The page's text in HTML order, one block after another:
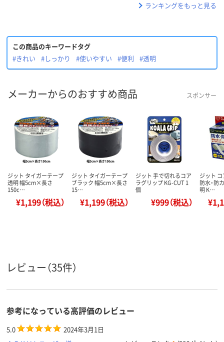
ランキングをもっと見る
この商品のキーワードタグ
#きれい
#しっかり #使いやすい #便利 #透明
メーカーからのおすすめ商品 スポンサー
ジット タイガーテープ
透明 幅5cm×長さ
150c…
¥1,199（税込）
ジット タイガーテープ
ブラック 幅5cm×長さ
15…
¥1,199（税込）
ジット 手で切れるコア
ラグリップ KG-CUT 1
個
¥999（税込）
ジット
防水・防
明 K…
レビュー（35件）
参考になっている高評価のレビュー
5.0
2024年3月1日